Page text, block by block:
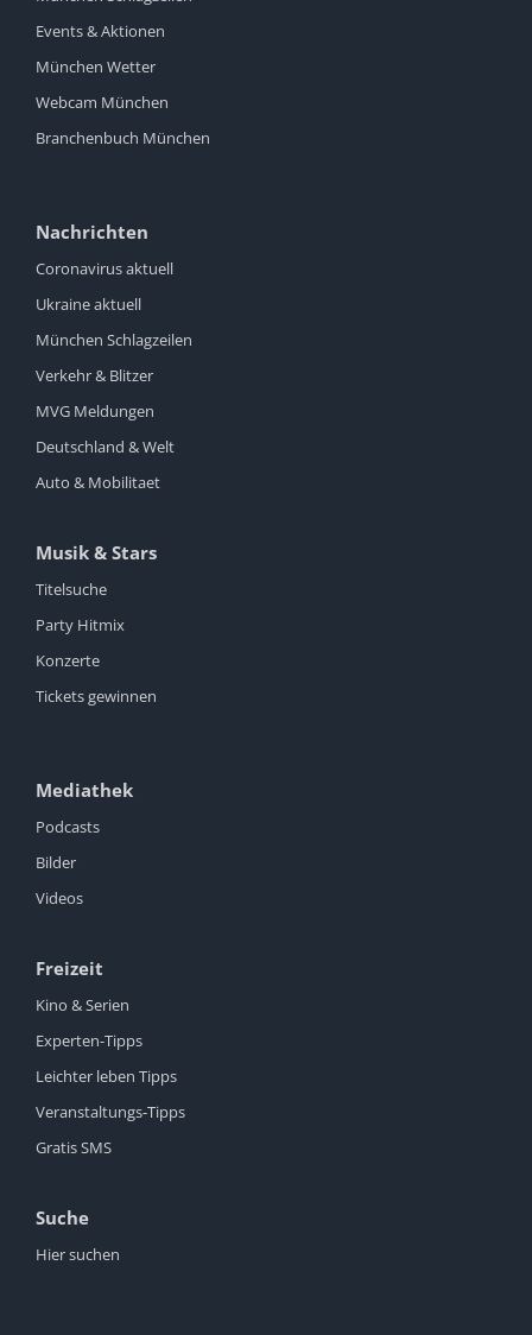
Events & Aktionen
München Wetter
Webcam München
Branchenbuch München
Nachrichten
Coronavirus aktuell
Ukraine aktuell
München Schlagzeilen
Verkehr & Blitzer
MVG Meldungen
Deutschland & Welt
Auto & Mobilitaet
Musik & Stars
Titelsuche
Party Hitmix
Konzerte
Tickets gewinnen
Mediathek
Podcasts
Bilder
Videos
Freizeit
Kino & Serien
Experten-Tipps
Leichter leben Tipps
Veranstaltungs-Tipps
Gratis SMS
Suche
Hier suchen